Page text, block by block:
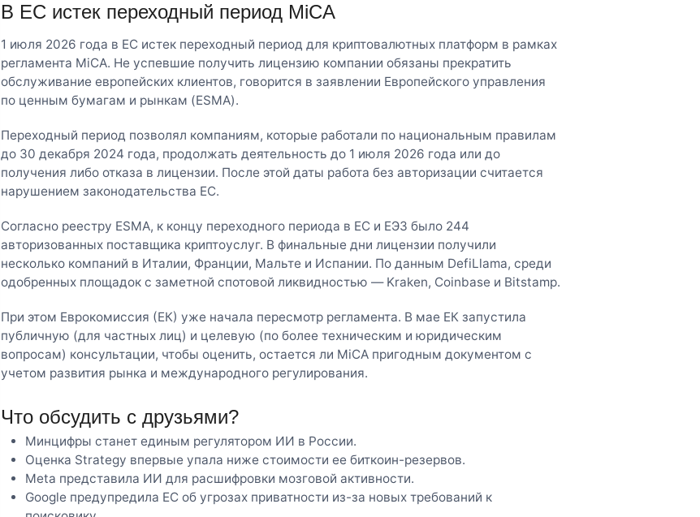
В ЕС истек переходный период MiCA
1 июля 2026 года в ЕС истек переходный период для криптовалютных платформ в рамках
регламента MiCA. Не успевшие получить лицензию компании обязаны прекратить
обслуживание европейских клиентов, говорится в заявлении Европейского управления
по ценным бумагам и рынкам (ESMA).
Переходный период позволял компаниям, которые работали по национальным правилам
до 30 декабря 2024 года, продолжать деятельность до 1 июля 2026 года или до
получения либо отказа в лицензии. После этой даты работа без авторизации считается
нарушением законодательства ЕС.
Согласно реестру ESMA, к концу переходного периода в ЕС и ЕЭЗ было 244
авторизованных поставщика криптоуслуг. В финальные дни лицензии получили
несколько компаний в Италии, Франции, Мальте и Испании. По данным DefiLlama, среди
одобренных площадок с заметной спотовой ликвидностью — Kraken, Coinbase и Bitstamp.
При этом Еврокомиссия (ЕК) уже начала пересмотр регламента. В мае ЕК запустила
публичную (для частных лиц) и целевую (по более техническим и юридическим
вопросам) консультации, чтобы оценить, остается ли MiCA пригодным документом с
учетом развития рынка и международного регулирования.
Что обсудить с друзьями?
Минцифры станет единым регулятором ИИ в России.
Оценка Strategy впервые упала ниже стоимости ее биткоин-резервов.
Meta представила ИИ для расшифровки мозговой активности.
Google предупредила ЕС об угрозах приватности из-за новых требований к